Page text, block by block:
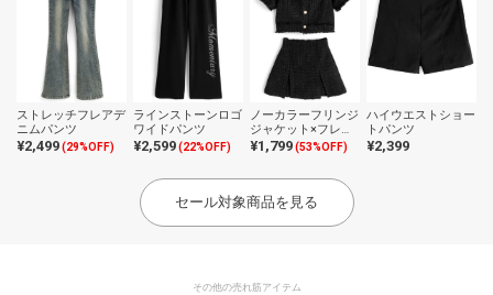
ストレッチフレアデ
ニムパンツ
¥2,499(29%OFF)
ラインストーンロゴ
ワイドパンツ
¥2,599(22%OFF)
ノーカラーフリンジ
ジャケット×フレア
ミニスカートツイー
ドセットアップ
¥1,799(53%OFF)
ハイウエストショー
トパンツ
¥2,399
セール対象商品を見る
その他の売れ筋アイテム